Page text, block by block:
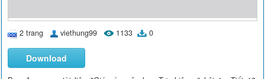
2 trang viethung99 1133 0
Download